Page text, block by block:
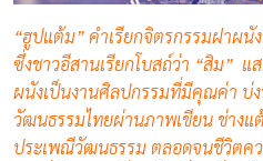
“ฮูปแต้ม” คำเรียกจิตรกรรมฝาผนั
ซึ่งชาวอีสานเรียกโบสถ์ว่า “สิม” แ
ผนังเป็นงานศิลปกรรมที่มีคุณค่า บ่
วัฒนธรรมไทยผ่านภาพเขียน ช่างแ
ประเพณีวัฒนธรรม ตลอดจนชีวิตคว